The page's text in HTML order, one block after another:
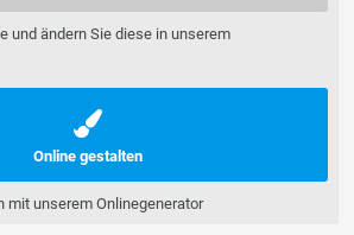
und ändern Sie diese in unserem
Online gestalten
mit unserem Onlinegenerator